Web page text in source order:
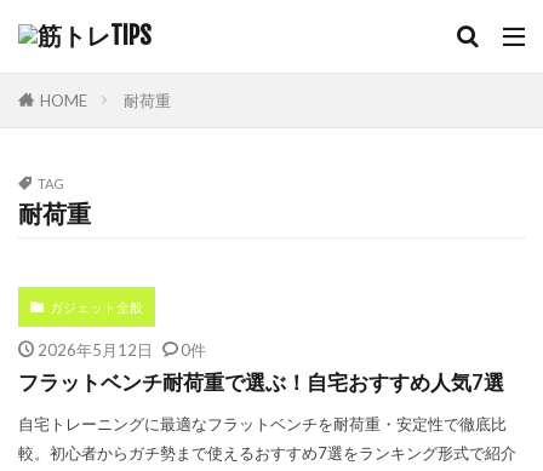
HOME 耐荷重
TAG
耐荷重
ガジェット全般
2026年5月12日 0件
フラットベンチ耐荷重で選ぶ！自宅おすすめ人気7選
自宅トレーニングに最適なフラットベンチを耐荷重・安定性で徹底比
較。初心者からガチ勢まで使えるおすすめ7選をランキング形式で紹介